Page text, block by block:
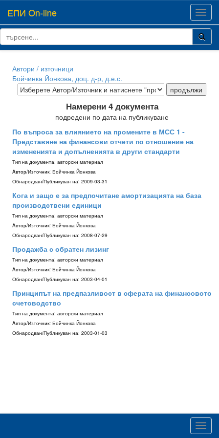
ЕПИ On-line
Автори / източници
Бойчинка Йонкова, доц. д-р, д.е.с.
Намерени 4 документа
подредени по дата на публикуване
По въпроса за влиянието на промените в МСС 1 -
Представяне на финансови отчети по отношение на
измененията и допълненията в други стандарти
Тип на документа: авторски материал
Aвтор/Източник: Бойчинка Йонкова
Обнародван/Публикуван на: 2009-03-31
Кога и защо е за предпочитане амортизацията на база
производствени единици
Тип на документа: авторски материал
Aвтор/Източник: Бойчинка Йонкова
Обнародван/Публикуван на: 2008-07-29
Продажба с обратен лизинг
Тип на документа: авторски материал
Aвтор/Източник: Бойчинка Йонкова
Обнародван/Публикуван на: 2003-04-01
Принципът на предпазливост в сферата на финансовото
счетоводство
Тип на документа: авторски материал
Aвтор/Източник: Бойчинка Йонкова
Обнародван/Публикуван на: 2003-01-03